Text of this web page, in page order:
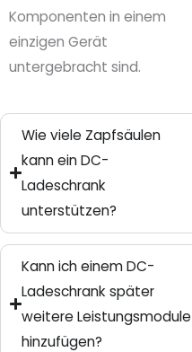
Komponenten in einem
einzigen Gerät
untergebracht sind.
Wie viele Zapfsäulen
kann ein DC-
Ladeschrank
unterstützen?
Kann ich einem DC-
Ladeschrank später
weitere Leistungsmodule
hinzufügen?